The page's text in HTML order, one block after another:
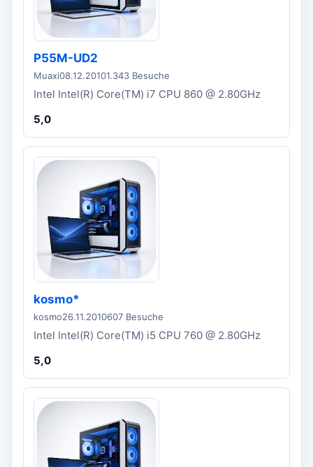
P55M-UD2
Muaxi08.12.20101.343 Besuche
Intel Intel(R) Core(TM) i7 CPU 860 @ 2.80GHz
5,0
kosmo*
kosmo26.11.2010607 Besuche
Intel Intel(R) Core(TM) i5 CPU 760 @ 2.80GHz
5,0